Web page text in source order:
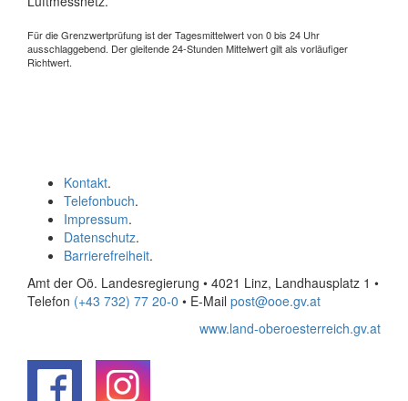
Für die Grenzwertprüfung ist der Tagesmittelwert von 0 bis 24 Uhr
ausschlaggebend. Der gleitende 24-Stunden Mittelwert gilt als vorläufiger
Richtwert.
Kontakt.
Telefonbuch.
Impressum.
Datenschutz.
Barrierefreiheit.
Amt der Oö. Landesregierung • 4021 Linz, Landhausplatz 1 •
Telefon (+43 732) 77 20-0 • E-Mail post@ooe.gv.at
www.land-oberoesterreich.gv.at